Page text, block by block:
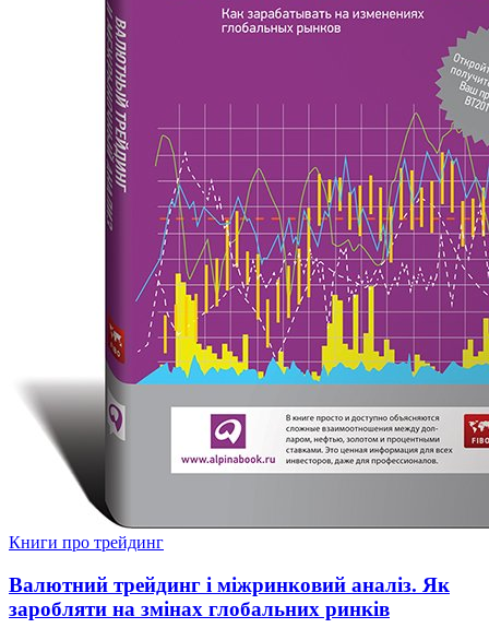
Книги про трейдинг
Валютний трейдинг і міжринковий аналіз. Як
заробляти на змінах глобальних ринків